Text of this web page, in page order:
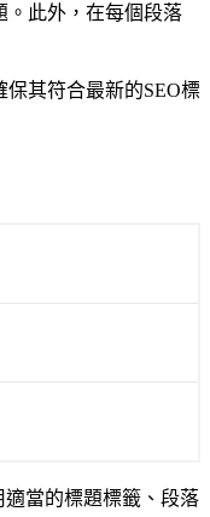
。此外，在每個段落
其符合最新的SEO標
當的標題標籤、段落